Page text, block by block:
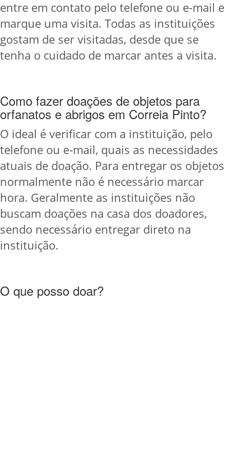
entre em contato pelo telefone ou e-mail e
marque uma visita. Todas as instituições
gostam de ser visitadas, desde que se
tenha o cuidado de marcar antes a visita.
Como fazer doações de objetos para
orfanatos e abrigos em Correia Pinto?
O ideal é verificar com a instituição, pelo
telefone ou e-mail, quais as necessidades
atuais de doação. Para entregar os objetos
normalmente não é necessário marcar
hora. Geralmente as instituições não
buscam doações na casa dos doadores,
sendo necessário entregar direto na
instituição.
O que posso doar?